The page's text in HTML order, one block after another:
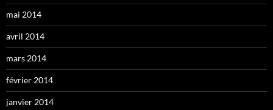
mai 2014
avril 2014
mars 2014
février 2014
janvier 2014